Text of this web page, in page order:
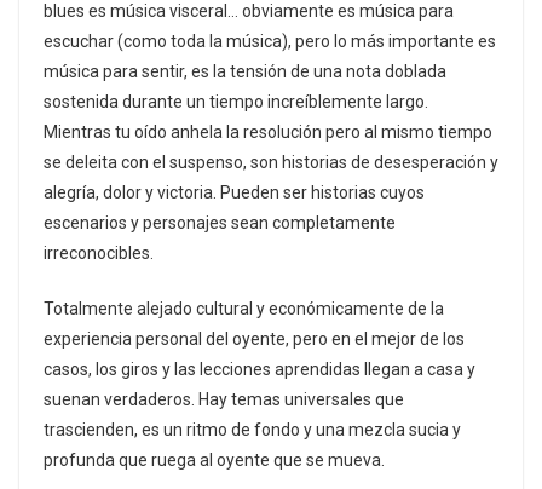
blues es música visceral… obviamente es música para
escuchar (como toda la música), pero lo más importante es
música para sentir, es la tensión de una nota doblada
sostenida durante un tiempo increíblemente largo.
Mientras tu oído anhela la resolución pero al mismo tiempo
se deleita con el suspenso, son historias de desesperación y
alegría, dolor y victoria. Pueden ser historias cuyos
escenarios y personajes sean completamente
irreconocibles.
Totalmente alejado cultural y económicamente de la
experiencia personal del oyente, pero en el mejor de los
casos, los giros y las lecciones aprendidas llegan a casa y
suenan verdaderos. Hay temas universales que
trascienden, es un ritmo de fondo y una mezcla sucia y
profunda que ruega al oyente que se mueva.